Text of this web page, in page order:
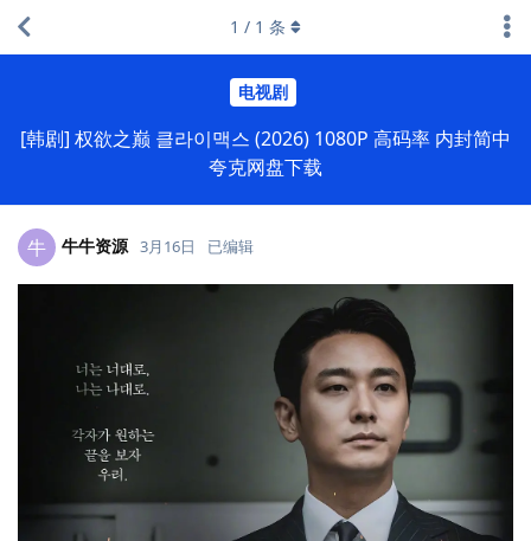
电视剧
[韩剧] 权欲之巅 클라이맥스 (2026) 1080P 高码率 内封简中
夸克网盘下载
1 / 1 条
牛 牛牛资源 3月16日 已编辑